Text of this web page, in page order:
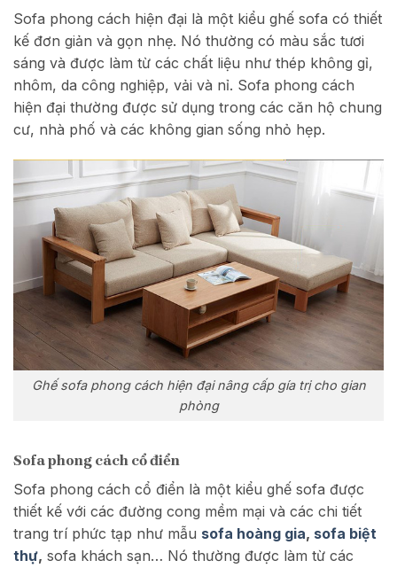
Sofa phong cách hiện đại là một kiểu ghế sofa có thiết
kế đơn giản và gọn nhẹ. Nó thường có màu sắc tươi
sáng và được làm từ các chất liệu như thép không gỉ,
nhôm, da công nghiệp, vải và nỉ. Sofa phong cách
hiện đại thường được sử dụng trong các căn hộ chung
cư, nhà phố và các không gian sống nhỏ hẹp.
Ghế sofa phong cách hiện đại nâng cấp gía trị cho gian
phòng
Sofa phong cách cổ điển
Sofa phong cách cổ điển là một kiểu ghế sofa được
thiết kế với các đường cong mềm mại và các chi tiết
trang trí phức tạp như mẫu sofa hoàng gia, sofa biệt
thự, sofa khách sạn… Nó thường được làm từ các